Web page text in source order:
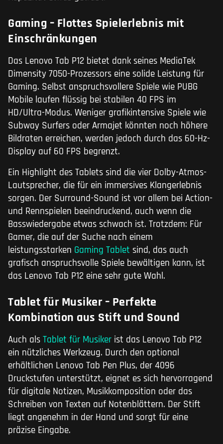
Gaming – Flottes Spielerlebnis mit
Einschränkungen
Das Lenovo Tab P12 bietet dank seines MediaTek
Dimensity 7050-Prozessors eine solide Leistung für
Gaming. Selbst anspruchsvollere Spiele wie PUBG
Mobile laufen flüssig bei stabilen 40 FPS im
HD/Ultra-Modus. Weniger grafikintensive Spiele wie
Subway Surfers oder Armajet könnten noch höhere
Bildraten erreichen, werden jedoch durch das 60-Hz-
Display auf 60 FPS begrenzt.
Ein Highlight des Tablets sind die vier Dolby-Atmos-
Lautsprecher, die für ein immersives Klangerlebnis
sorgen. Der Surround-Sound ist vor allem bei Action-
und Rennspielen beeindruckend, auch wenn die
Basswiedergabe etwas schwach ist. Trotzdem: Für
Gamer, die auf der Suche nach einem
leistungsstarken Gaming Tablet sind, das auch
grafisch anspruchsvolle Spiele bewältigen kann, ist
das Lenovo Tab P12 eine sehr gute Wahl.
Tablet für Musiker – Perfekte
Kombination aus Stift und Sound
Auch als Tablet für Musiker ist das Lenovo Tab P12
ein nützliches Werkzeug. Durch den optional
erhältlichen Lenovo Tab Pen Plus, der 4096
Druckstufen unterstützt, eignet es sich hervorragend
für digitale Notizen, Musikkomposition oder das
Schreiben von Texten auf Notenblättern. Der Stift
liegt angenehm in der Hand und sorgt für eine
präzise Eingabe.